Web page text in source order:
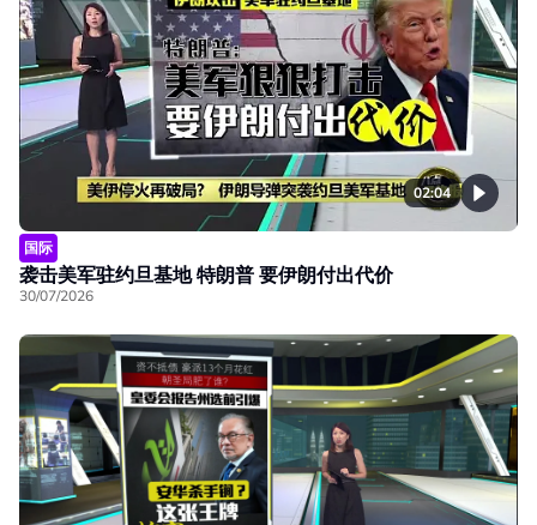
02:04
国际
袭击美军驻约旦基地 特朗普 要伊朗付出代价
30/07/2026